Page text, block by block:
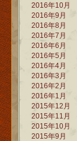
2016年10月
2016年9月
2016年8月
2016年7月
2016年6月
2016年5月
2016年4月
2016年3月
2016年2月
2016年1月
2015年12月
2015年11月
2015年10月
2015年9月